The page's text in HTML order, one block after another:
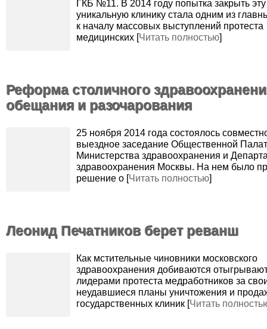
ГКБ №11. В 2014 году попытка закрыть эту
уникальную клинику стала одним из
к началу массовых выступлений протеста
медицинских [Читать полностью]
Реформа столичного
обещания и разочарования
25 ноября 2014 года состоялось
выездное заседание Общественной
Министерства здравоохранения и
здравоохранения Москвы. На нем было
решение о [Читать полностью]
Леонид Печатников берет реванш
Как мстительные чиновники московского
здравоохранения добиваются
лидерами протеста медработников за
неудавшиеся планы уничтожения и
государственных клиник [Читать